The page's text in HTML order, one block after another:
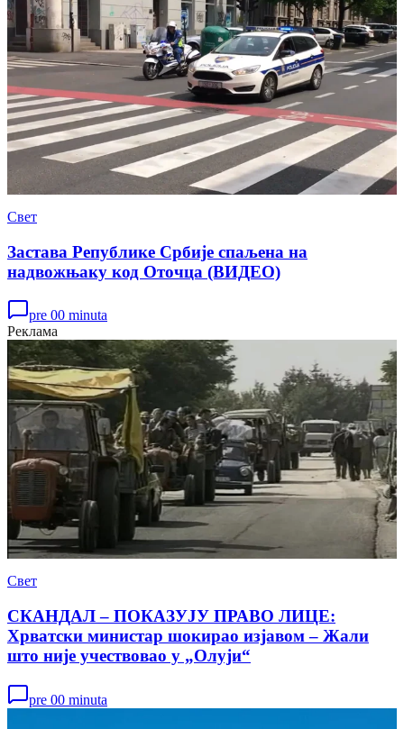
Свет
Застава Републике Србије спаљена на
надвожњаку код Оточца (ВИДЕО)
pre 00 minuta
Реклама
Свет
СКАНДАЛ – ПОКАЗУЈУ ПРАВО ЛИЦЕ:
Хрватски министар шокирао изјавом – Жали
што није учествовао у „Олуји“
pre 00 minuta